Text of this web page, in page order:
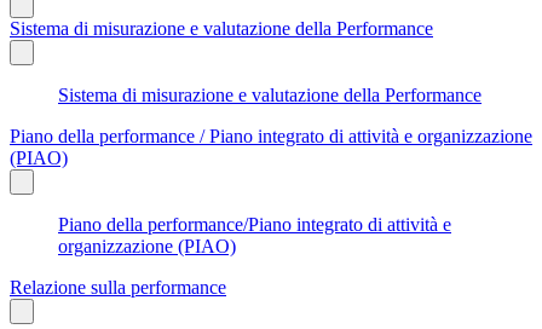
Sistema di misurazione e valutazione della Performance
Sistema di misurazione e valutazione della Performance
Piano della performance / Piano integrato di attività e organizzazione
(PIAO)
Piano della performance/Piano integrato di attività e
organizzazione (PIAO)
Relazione sulla performance